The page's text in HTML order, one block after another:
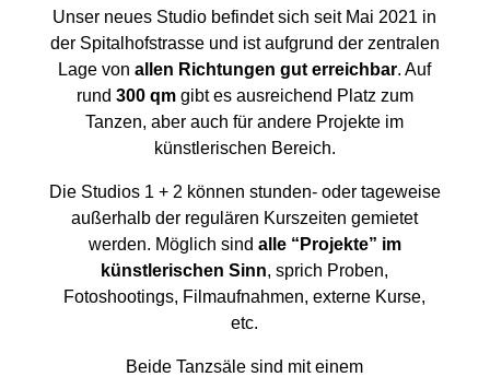
Unser neues Studio befindet sich seit Mai 2021 in
der Spitalhofstrasse und ist aufgrund der zentralen
Lage vonallen Richtungen gut erreichbar. Auf
rund 300 qmgibt es ausreichend Platz zum
Tanzen, aber auch für andere Projekte im
künstlerischen Bereich.
Die Studios 1 + 2 können stunden- oder tageweise
außerhalb der regulären Kurszeiten gemietet
werden. Möglich sind alle “Projekte” im
künstlerischen Sinn, sprich Proben,
Fotoshootings, Filmaufnahmen, externe Kurse,
etc.
Beide Tanzsäle sind mit einem